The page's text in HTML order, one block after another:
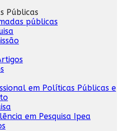
Públicas
públicas
em Políticas Públicas e
em Pesquisa Ipea